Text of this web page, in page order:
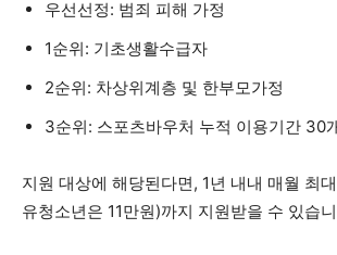
우선선정: 범죄 피해 가정
1순위: 기초생활수급자
2순위: 차상위계층 및 한부모가정
3순위: 스포츠바우처 누적 이용기간 30
지원 대상에 해당된다면, 1년 내내 매월 최
유청소년은 11만원)까지 지원받을 수 있습